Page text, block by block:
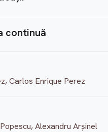
continuă
Carlos Enrique Perez
Alexandru Arșinel